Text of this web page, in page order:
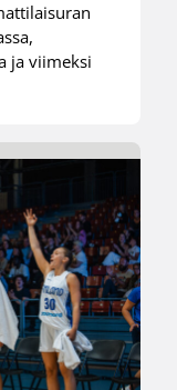
ja viimeksi